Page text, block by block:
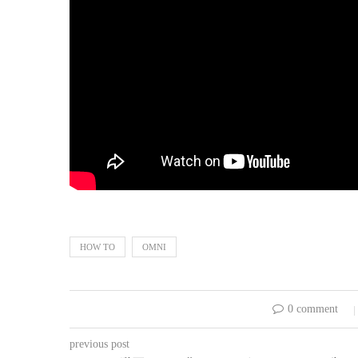
HOW TO OMNI
0 comment
previous post